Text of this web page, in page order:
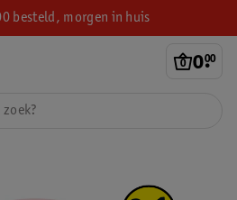
besteld, morgen in huis
0.
00